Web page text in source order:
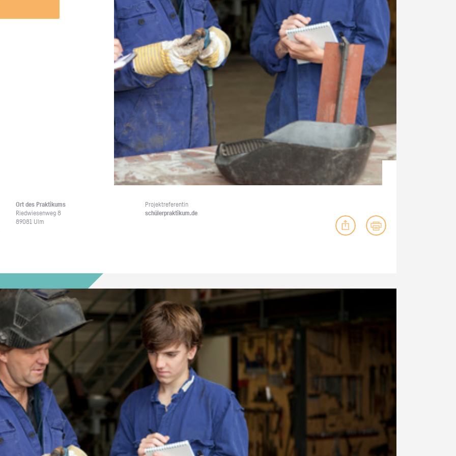
Unternehmen lohnt, wie man sich
vorbereitet und wie ein Vorab-Anruf
auf dich neugierig machst.
deinem Schülerpraktikum und die
Polizei-Ausbildung schon heute in
virtueller Realität!
Ort des Prak­ti­kums
Ried­wie­sen­weg 8
89081 Ulm
Pro­jekt­re­fe­ren­tin
schü­ler­prak­ti­kum.de